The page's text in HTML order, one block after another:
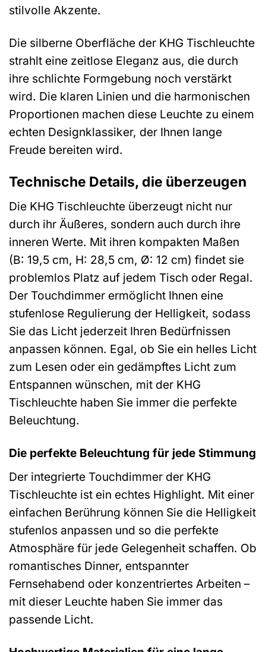
stilvolle Akzente.
Die silberne Oberfläche der KHG Tischleuchte
strahlt eine zeitlose Eleganz aus, die durch
ihre schlichte Formgebung noch verstärkt
wird. Die klaren Linien und die harmonischen
Proportionen machen diese Leuchte zu einem
echten Designklassiker, der Ihnen lange
Freude bereiten wird.
Technische Details, die überzeugen
Die KHG Tischleuchte überzeugt nicht nur
durch ihr Äußeres, sondern auch durch ihre
inneren Werte. Mit ihren kompakten Maßen
(B: 19,5 cm, H: 28,5 cm, Ø: 12 cm) findet sie
problemlos Platz auf jedem Tisch oder Regal.
Der Touchdimmer ermöglicht Ihnen eine
stufenlose Regulierung der Helligkeit, sodass
Sie das Licht jederzeit Ihren Bedürfnissen
anpassen können. Egal, ob Sie ein helles Licht
zum Lesen oder ein gedämpftes Licht zum
Entspannen wünschen, mit der KHG
Tischleuchte haben Sie immer die perfekte
Beleuchtung.
Die perfekte Beleuchtung für jede Stimmung
Der integrierte Touchdimmer der KHG
Tischleuchte ist ein echtes Highlight. Mit einer
einfachen Berührung können Sie die Helligkeit
stufenlos anpassen und so die perfekte
Atmosphäre für jede Gelegenheit schaffen. Ob
romantisches Dinner, entspannter
Fernsehabend oder konzentriertes Arbeiten –
mit dieser Leuchte haben Sie immer das
passende Licht.